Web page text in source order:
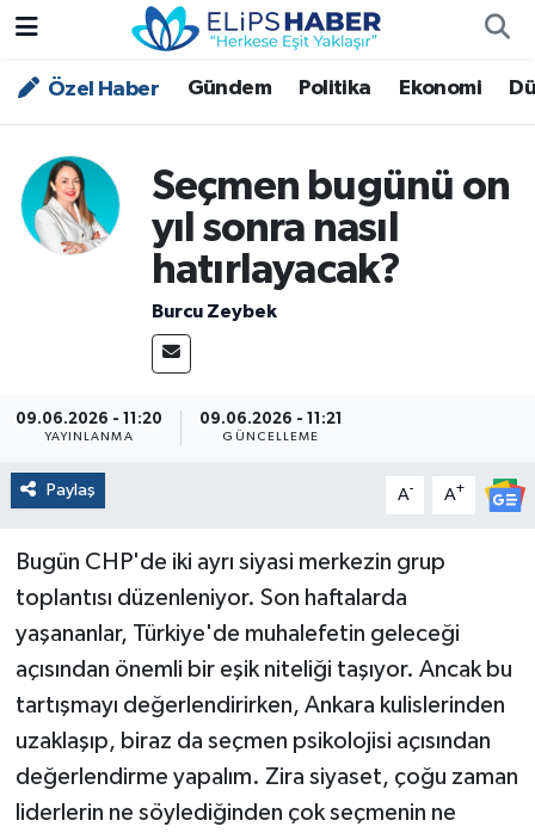
Özel Haber Gündem Politika Ekonomi
Seçmen bugünü on
yıl sonra nasıl
hatırlayacak?
Burcu Zeybek
09.06.2026 - 11:20
YAYINLANMA
09.06.2026 - 11:21
GÜNCELLEME
Paylaş A- A+
Bugün CHP'de iki ayrı siyasi merkezin grup
toplantısı düzenleniyor. Son haftalarda
yaşananlar, Türkiye'de muhalefetin geleceği
açısından önemli bir eşik niteliği taşıyor. Ancak bu
tartışmayı değerlendirirken, Ankara kulislerinden
uzaklaşıp, biraz da seçmen psikolojisi açısından
değerlendirme yapalım. Zira siyaset, çoğu zaman
liderlerin ne söylediğinden çok seçmenin ne
Özel Haber
Akademi
Asayiş
Bilim - Teknoloji
Çevre - İklim
Sağlık
Spor
Yaşam
Çalışma Hayatı
Nöbetçi Eczaneler
Hava Durumu
Trafik Durumu
Süper Lig Puan Durumu ve Fikstür
Tüm Manşetler